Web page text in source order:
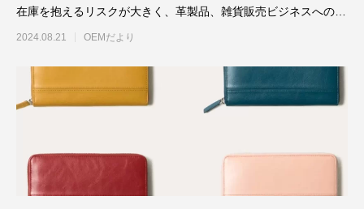
在庫を抱えるリスクが大きく、革製品、雑貨販売ビジネスへの参
入を難しく感じているお
2024.08.21 OEMだより